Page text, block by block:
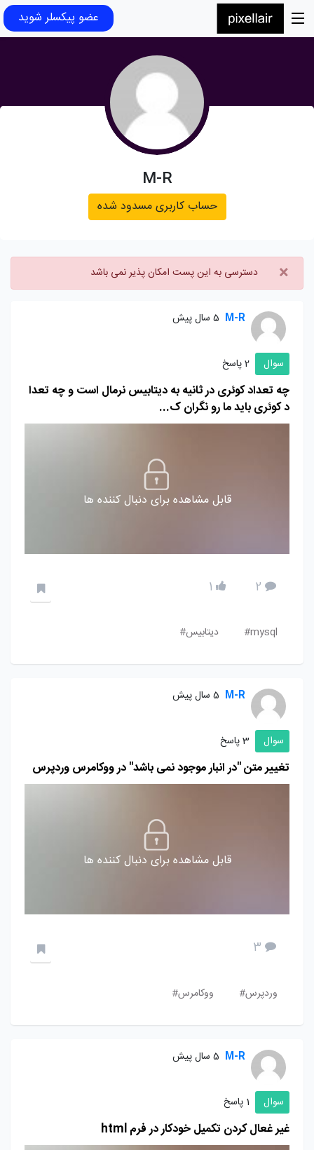
عضو پیکسلر شوید
M-R
حساب کاربری مسدود شده
× دسترسی به این پست امکان پذیر نمی باشد
M-R 5 سال پیش
سوال 2 پاسخ
چه تعداد کوئری در ثانیه به دیتابیس نرمال است و چه تعدا
د کوئری باید ما رو نگران ک...
قابل مشاهده برای دنبال کننده ها
2
1
mysql# دیتابیس#
M-R 5 سال پیش
سوال 3 پاسخ
تغییر متن "در انبار موجود نمی باشد" در ووکامرس وردپرس
قابل مشاهده برای دنبال کننده ها
3
وردپرس# ووکامرس#
M-R 5 سال پیش
سوال 1 پاسخ
غیر غعال کردن تکمیل خودکار در فرم html